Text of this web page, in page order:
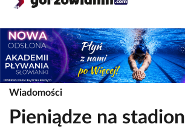
Wiadomości
Pieniądze na stadion